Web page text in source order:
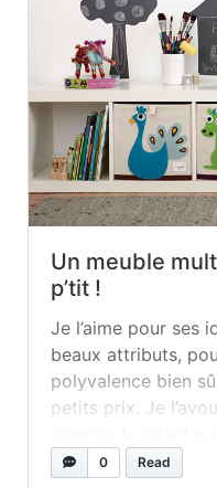
Un meuble
p’tit !
Je l’aime pour ses
beaux attributs,
polyvalence bien
petits prix. Je
meubles dénichés
0 Read